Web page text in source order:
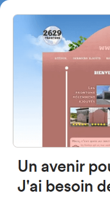
4867
frontons
50367